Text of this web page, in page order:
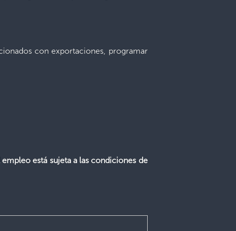
con exportaciones, programar
está sujeta a las condiciones de